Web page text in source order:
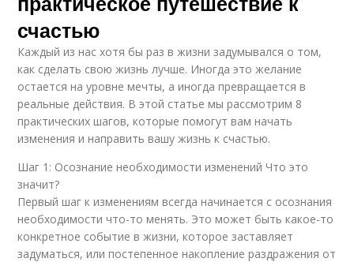
счастью
Каждый из нас хотя бы раз в жизни задумывался о том,
как сделать свою жизнь лучше. Иногда это желание
остается на уровне мечты, а иногда превращается в
реальные действия. В этой статье мы рассмотрим 8
практических шагов, которые помогут вам начать
изменения и направить вашу жизнь к счастью.
Шаг 1: Осознание необходимости изменений Что это
значит?
Первый шаг к изменениям всегда начинается с осознания
необходимости что-то менять. Это может быть какое-то
конкретное событие в жизни, которое заставляет
задуматься, или постепенное накопление раздражения от